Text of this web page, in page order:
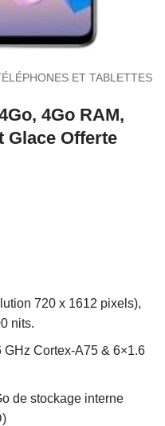
ET TABLETTES
4Go RAM,
Glace Offerte
720 x 1612 pixels),
nits.
GHz Cortex-A75 & 6×1.6
de stockage interne